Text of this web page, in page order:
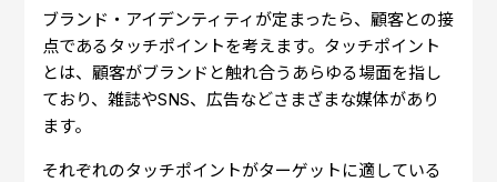
ブランド・アイデンティティが定まったら、顧客との接
点であるタッチポイントを考えます。タッチポイント
とは、顧客がブランドと触れ合うあらゆる場面を指し
ており、雑誌やSNS、広告などさまざまな媒体があり
ます。
それぞれのタッチポイントがターゲットに適している